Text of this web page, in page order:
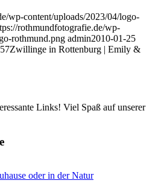
wp-content/uploads/2023/04/logo-
rothmundfotografie.de/wp-
rothmund.png admin2010-01-25
Zwillinge in Rottenburg | Emily &
Links! Viel Spaß auf unserer
oder in der Natur